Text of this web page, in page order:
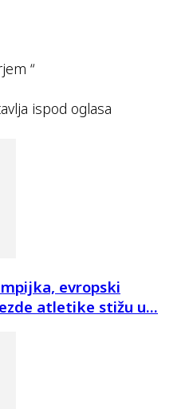
“
ispod oglasa
evropski
atletike stižu u...